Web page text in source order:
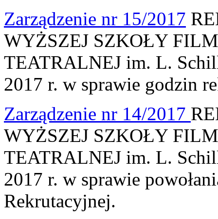
Zarządzenie nr 15/2017
WYŻSZEJ SZKOŁY
TEATRALNEJ im. L.
2017 r. w sprawie godzin
Zarządzenie nr 14/2017
WYŻSZEJ SZKOŁY
TEATRALNEJ im. L.
2017 r. w sprawie
Rekrutacyjnej.